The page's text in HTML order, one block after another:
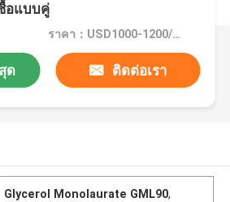
อแบบคู่
ราคา：USD1000-1200/MT
ด ติดต่อเรา
Glycerol Monolaurate GML90,